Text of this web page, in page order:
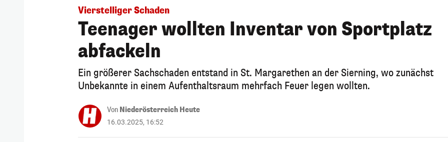
Vierstelliger Schaden
Teenager wollten Inventar von Sportplatz
abfackeln
Ein größerer Sachschaden entstand in St. Margarethen an der Sierning, wo zunächst
Unbekannte in einem Aufenthaltsraum mehrfach Feuer legen wollten.
Von Niederösterreich Heute
16.03.2025, 16:52